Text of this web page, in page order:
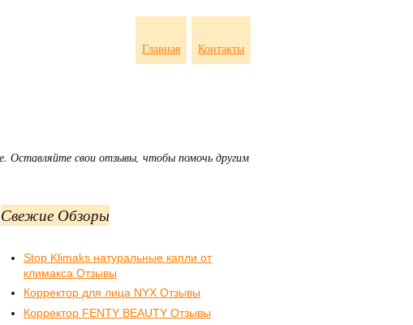
Главная Контакты
Оставляйте свои отзывы, чтобы помочь другим
Свежие Обзоры
Stop Klimaks натуральные капли от
климакса Отзывы
Корректор для лица NYX Отзывы
Корректор FENTY BEAUTY Отзывы